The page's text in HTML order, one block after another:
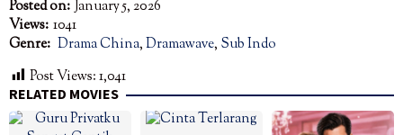
Posted on: January 5, 2026
Views: 1041
Genre: Drama China,Dramawave, Sub Indo
Post Views:1,041
RELATED MOVIES